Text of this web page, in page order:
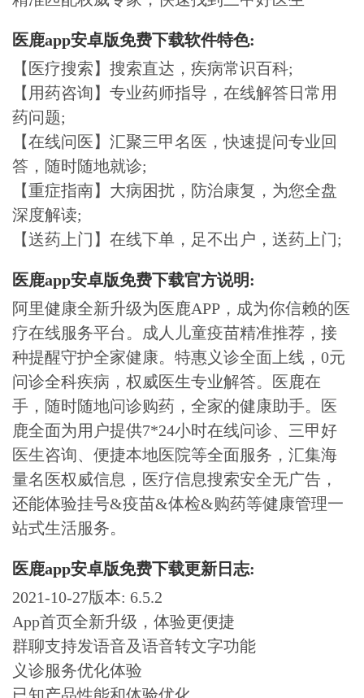
医鹿app安卓版免费下载软件特色:
【医疗搜索】搜索直达，疾病常识百科;
【用药咨询】专业药师指导，在线解答日常用
药问题;
【在线问医】汇聚三甲名医，快速提问专业回
答，随时随地就诊;
【重症指南】大病困扰，防治康复，为您全盘
深度解读;
【送药上门】在线下单，足不出户，送药上门;
医鹿app安卓版免费下载官方说明:
阿里健康全新升级为医鹿APP，成为你信赖的医
疗在线服务平台。成人儿童疫苗精准推荐，接
种提醒守护全家健康。特惠义诊全面上线，0元
问诊全科疾病，权威医生专业解答。医鹿在
手，随时随地问诊购药，全家的健康助手。医
鹿全面为用户提供7*24小时在线问诊、三甲好
医生咨询、便捷本地医院等全面服务，汇集海
量名医权威信息，医疗信息搜索安全无广告，
还能体验挂号&疫苗&体检&购药等健康管理一
站式生活服务。
医鹿app安卓版免费下载更新日志:
2021-10-27版本: 6.5.2
App首页全新升级，体验更便捷
群聊支持发语音及语音转文字功能
义诊服务优化体验